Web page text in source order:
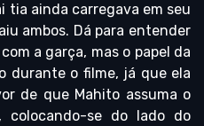
tia ainda carregava em seu
ambos. Dá para entender
a garça, mas o papel da
durante o filme, já que ela
de que Mahito assuma o
colocando-se do lado do